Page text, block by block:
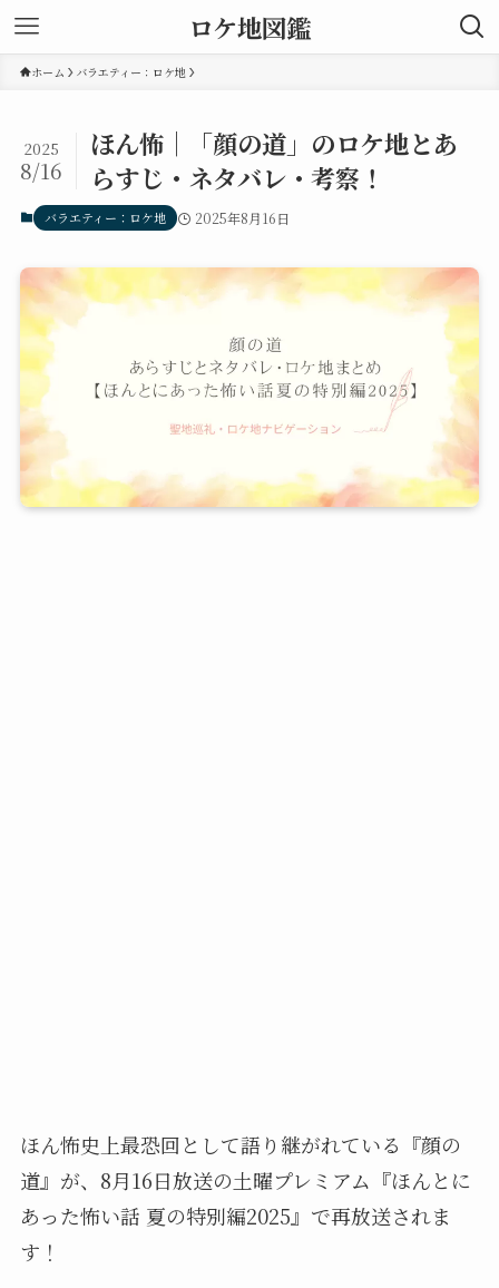
ロケ地図鑑
ホーム バラエティー：ロケ地
ほん怖｜「顔の道」のロケ地とあ
らすじ・ネタバレ・考察！
2025
8/16
バラエティー：ロケ地 2025年8月16日
ほん怖史上最恐回として語り継がれている『顔の
道』が、8月16日放送の土曜プレミアム『ほんとに
あった怖い話 夏の特別編2025』で再放送されま
す！